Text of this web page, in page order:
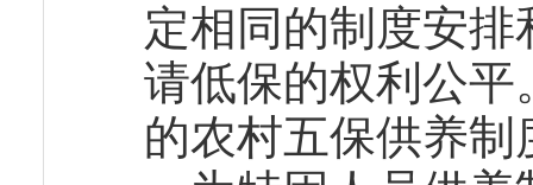
定相同的制度安
请低保的权利公
的农村五保供养制